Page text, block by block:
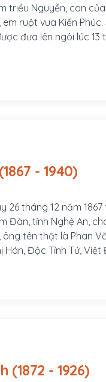
triều Nguyễn, con
ruột vua Kiến Phúc.
đưa lên ngôi lúc 13
Phan Bội Châu (1867 - 1940)
26 tháng 12 năm
Đàn, tỉnh Nghệ An,
ông tên thật là Phan
Hán, Độc Tỉnh Tử, Việt
Phan Châu Trinh (1872 - 1926)